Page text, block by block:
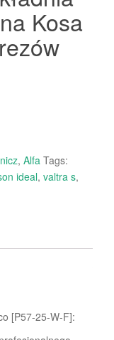
Kosa
, Alfa Tags:
ideal, valtra s,
[P57-25-W-F]: